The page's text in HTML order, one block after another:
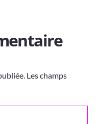
Les champs